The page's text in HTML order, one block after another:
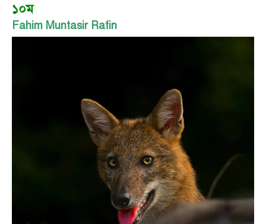
১০ম
Fahim Muntasir Rafin